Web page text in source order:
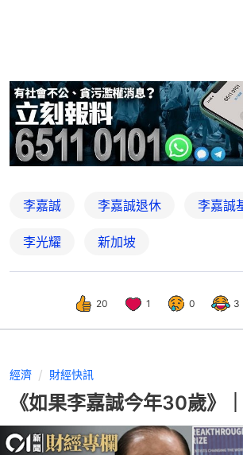
李嘉誠 李嘉誠退休 李嘉誠
李光耀 新加坡
20 1 0 3
經濟 財經快訊
《如果李嘉誠今年30歲》